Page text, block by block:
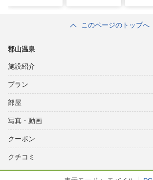
このページのトップへ
郡山温泉
施設紹介
プラン
部屋
写真・動画
クーポン
クチコミ